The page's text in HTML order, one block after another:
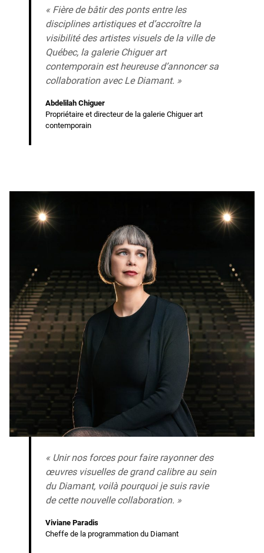
« Fière de bâtir des ponts entre les
disciplines artistiques et d’accroître la
visibilité des artistes visuels de la ville de
Québec, la galerie Chiguer art
contemporain est heureuse d’annoncer sa
collaboration avec Le Diamant. »
Abdelilah Chiguer
Propriétaire et directeur de la galerie Chiguer art
contemporain
« Unir nos forces pour faire rayonner des
œuvres visuelles de grand calibre au sein
du Diamant, voilà pourquoi je suis ravie
de cette nouvelle collaboration. »
Viviane Paradis
Cheffe de la programmation du Diamant